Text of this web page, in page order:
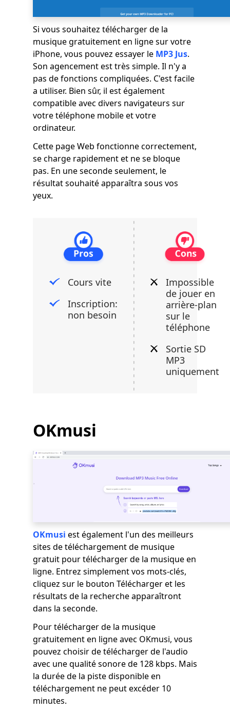
Si vous souhaitez télécharger de la
musique gratuitement en ligne sur votre
iPhone, vous pouvez essayer le MP3 Jus.
Son agencement est très simple. Il n'y a
pas de fonctions compliquées. C'est facile
a utiliser. Bien sûr, il est également
compatible avec divers navigateurs sur
votre téléphone mobile et votre
ordinateur.
Cette page Web fonctionne correctement,
se charge rapidement et ne se bloque
pas. En une seconde seulement, le
résultat souhaité apparaîtra sous vos
yeux.
Cours vite
Inscription:
non besoin
Impossible
de jouer en
arrière-plan
sur le
téléphone
Sortie SD
MP3
uniquement
OKmusi
OKmusi est également l'un des meilleurs
sites de téléchargement de musique
gratuit pour télécharger de la musique en
ligne. Entrez simplement vos mots-clés,
cliquez sur le bouton Télécharger et les
résultats de la recherche apparaîtront
dans la seconde.
Pour télécharger de la musique
gratuitement en ligne avec OKmusi, vous
pouvez choisir de télécharger de l'audio
avec une qualité sonore de 128 kbps. Mais
la durée de la piste disponible en
téléchargement ne peut excéder 10
minutes.